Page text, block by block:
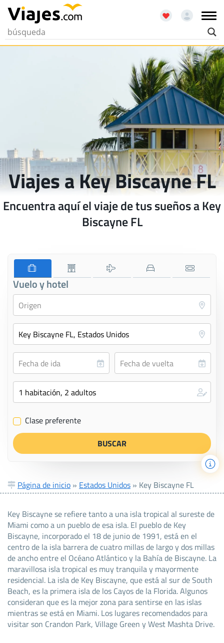
Viajes a Key Biscayne FL
Encuentra aquí el viaje de tus sueños a Key
Biscayne FL
Vuelo y hotel
✔ Clase preferente
Página de inicio » Estados Unidos » Key Biscayne FL
Key Biscayne se refiere tanto a una isla tropical al sureste de
Miami como a un pueblo de esa isla. El pueblo de Key
Biscayne, incorporado el 18 de junio de 1991, está en el
centro de la isla barrera de cuatro millas de largo y dos millas
de ancho entre el Océano Atlántico y la Bahía de Biscayne. La
maravillosa isla tropical es muy tranquila y mayormente
residencial. La isla de Key Biscayne, que está al sur de South
Beach, es la primera isla de los Cayos de la Florida. Algunos
consideran que es la mejor zona para sentirse en las islas
mientras se está en Miami. Los lugares recomendados para
visitar son Crandon Park, Village Green y West Mashta Drive.